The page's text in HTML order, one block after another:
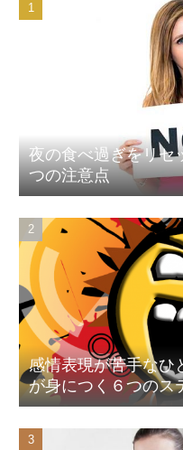
夜の食べ過ぎをリセ
つの注意点
感情表現が苦手なひ
が身につく６つのス